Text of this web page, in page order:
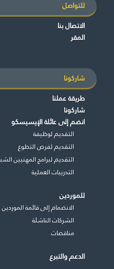
للتواصل
الاتصال بنا
المقر
شاركونا
طريقة عملنا
شاركونا
انضم إلى عائلة الإيسيسكو
التقديم لوظيفة
التقديم لفرص التطوع
التقديم لبرامج المهنيين
التدريبات العملية
للموردين
الانضمام إلى قائمة الموردين
الشركات الناشئة
مناقصات
الدعم والتبرع